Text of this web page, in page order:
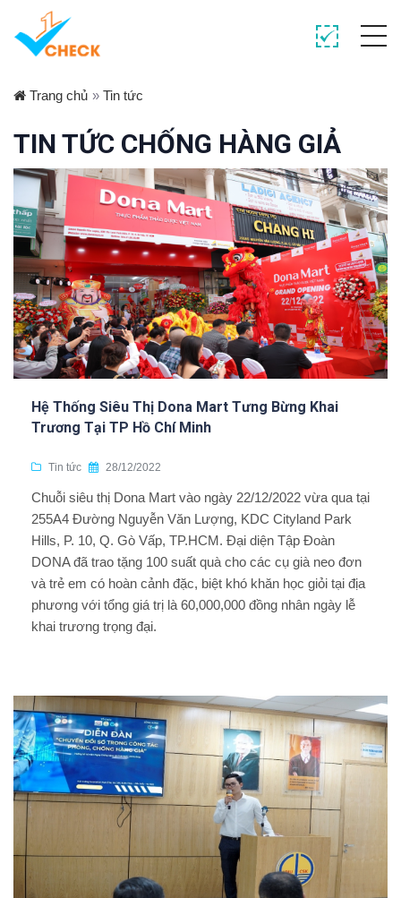
Trang chủ » Tin tức
TIN TỨC CHỐNG HÀNG GIẢ
Hệ Thống Siêu Thị Dona Mart Tưng Bừng Khai
Trương Tại TP Hồ Chí Minh
Tin tức 28/12/2022
Chuỗi siêu thị Dona Mart vào ngày 22/12/2022 vừa qua tại
255A4 Đường Nguyễn Văn Lượng, KDC Cityland Park
Hills, P. 10, Q. Gò Vấp, TP.HCM. Đại diện Tập Đoàn
DONA đã trao tặng 100 suất quà cho các cụ già neo đơn
và trẻ em có hoàn cảnh đặc, biệt khó khăn học giỏi tại địa
phương với tổng giá trị là 60,000,000 đồng nhân ngày lễ
khai trương trọng đại.